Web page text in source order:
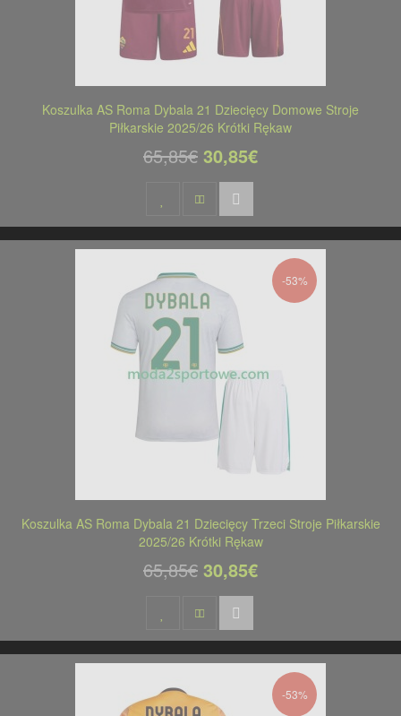
Koszulka AS Roma Dybala 21 Dziecięcy Domowe Stroje
Piłkarskie 2025/26 Krótki Rękaw
65,85€ 30,85€
-53%
Koszulka AS Roma Dybala 21 Dziecięcy Trzeci Stroje Piłkarskie
2025/26 Krótki Rękaw
65,85€ 30,85€
-53%